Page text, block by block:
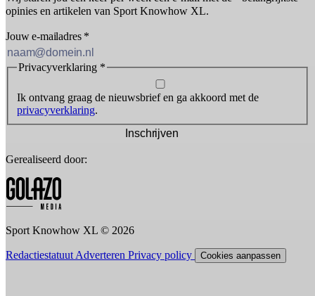
opinies en artikelen van Sport Knowhow XL.
Jouw e-mailadres *
Privacyverklaring *
Ik ontvang graag de nieuwsbrief en ga akkoord met de
privacyverklaring.
Inschrijven
Gerealiseerd door:
Sport Knowhow XL © 2026
Redactiestatuut Adverteren Privacy policy Cookies aanpassen